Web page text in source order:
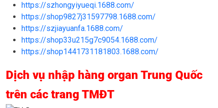
https://szhongyiyueqi.1688.com/
https://shop9827j31597798.1688.com/
https://szjiayuanfa.1688.com/
https://shop33u215g7c9054.1688.com/
https://shop1441731181803.1688.com/
Dịch vụ nhập hàng organ Trung Quốc
trên các trang TMĐT